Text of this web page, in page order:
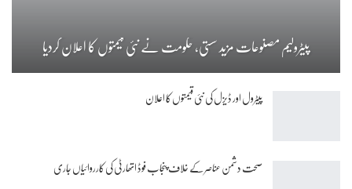
پیٹرولیم مصنوعات مزید سستی، حکومت نے نئی قیمتوں کا اعلان کردیا
پیٹرول اور ڈیزل کی نئی قیمتوں کا اعلان
صحت دشمن عناصر کے خلاف پنجاب فوڈ اتھارٹی کی کارروائیاں جاری